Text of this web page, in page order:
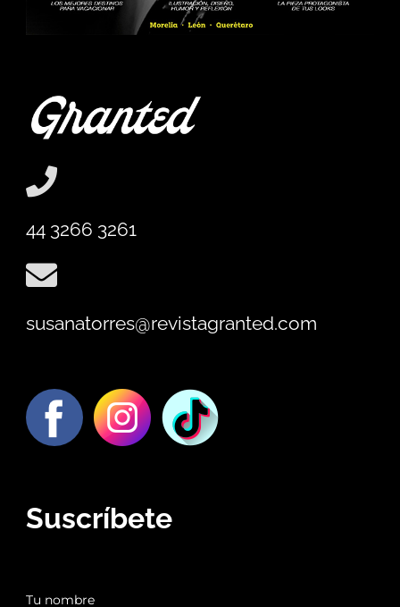
44 3266 3261
susanatorres@revistagranted.com
Suscríbete
Tu nombre